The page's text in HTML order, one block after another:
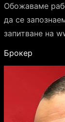
Обожаваме
да се
запитване на
Брокер